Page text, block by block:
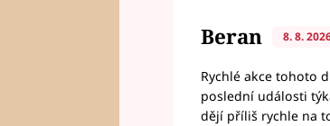
Beran 8. 8.
Rychlé akce tohoto
poslední události
dějí příliš rychle na